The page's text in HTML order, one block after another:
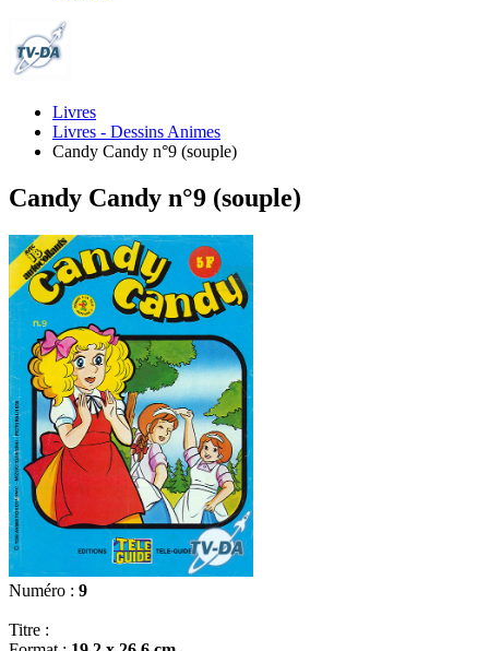
Livres
Livres - Dessins Animes
Candy Candy n°9 (souple)
Candy Candy n°9 (souple)
Numéro : 9
Titre :